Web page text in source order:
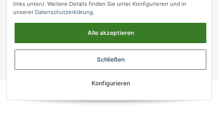
Vertrag widerrufen
© vetmedpro.de• * Alle Preise inkl. gesetzlicher USt., zzgl.Versand.
vetmedpro.de
links unten). Weitere Details finden Sie unter Konfigurieren und in
unserer Datenschutzerklärung.
Alle akzeptieren
Schließen
Konfigurieren